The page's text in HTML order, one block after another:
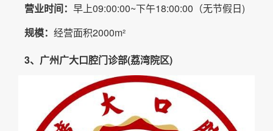
营业时间： 早上09:00:00~下午18:00:00（无节假日)
规模： 经营面积2000m²
3、广州广大口腔门诊部(荔湾院区)